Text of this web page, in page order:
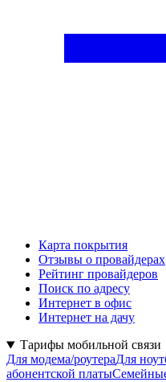
Карта покрытия
Отзывы о провайдерах
Рейтинг провайдеров
Поиск по адресу
Интернет в офис
Интернет на дачу
Тарифы мобильной связи
Для модема/роутераДля
абонентской платы